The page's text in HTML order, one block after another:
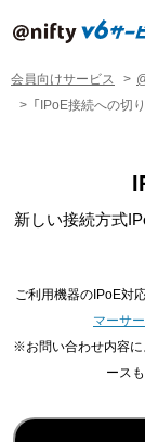
会員向けサービス
「IPoE接続への切
新しい接続方式
ご利用機器のIPoE対
マーサ
※お問い合わせ内容
ース